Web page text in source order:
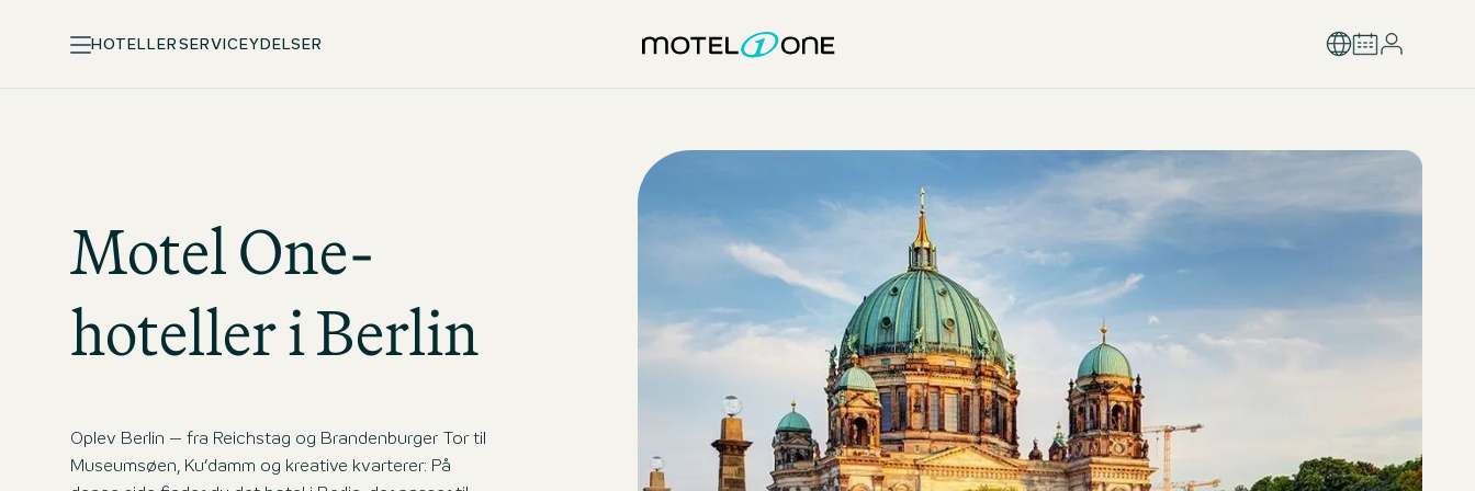
HOTELLER SERVICEYDELSER
Motel One-
hoteller i Berlin
Oplev Berlin – fra Reichstag og Brandenburger Tor til
Museumsøen, Ku’damm og kreative kvarterer: På